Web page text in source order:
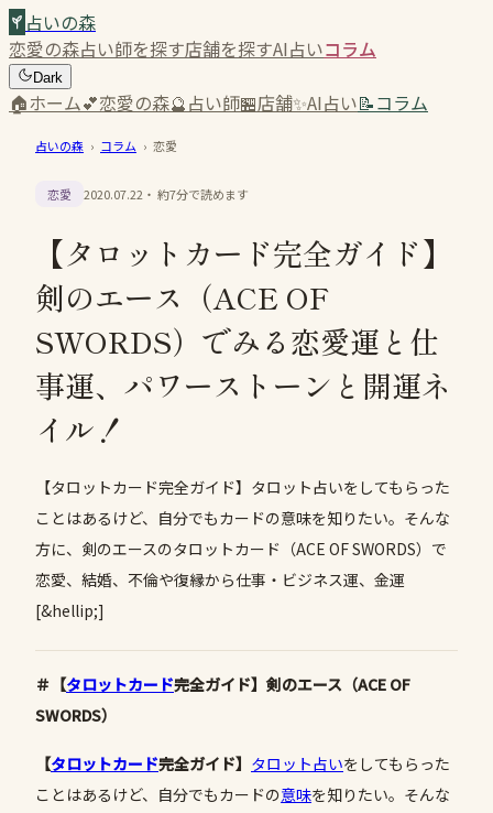
占いの森
恋愛の森占い師を探す店舗を探すAI占いコラム
Dark
🏠ホーム💕恋愛の森🔮占い師🏪店舗✨AI占い📝コラム
占いの森 › コラム › 恋愛
恋愛 2020.07.22 ・ 約7分で読めます
【タロットカード完全ガイド】
剣のエース（ACE OF
SWORDS）でみる恋愛運と仕
事運、パワーストーンと開運ネ
イル！
【タロットカード完全ガイド】タロット占いをしてもらった
ことはあるけど、自分でもカードの意味を知りたい。そんな
方に、剣のエースのタロットカード（ACE OF SWORDS）で
恋愛、結婚、不倫や復縁から仕事・ビジネス運、金運
[&hellip;]
＃【タロットカード完全ガイド】剣のエース（ACE OF
SWORDS）
【タロットカード完全ガイド】 タロット占いをしてもらった
ことはあるけど、自分でもカードの意味を知りたい。そんな